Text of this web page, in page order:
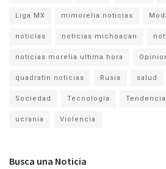
Liga MX mimorelia noticias
noticias noticias michoacan
noticias morelia ultima hora
quadratin noticias Rusia salud
Sociedad Tecnología
ucrania Violencia
Busca una Noticia